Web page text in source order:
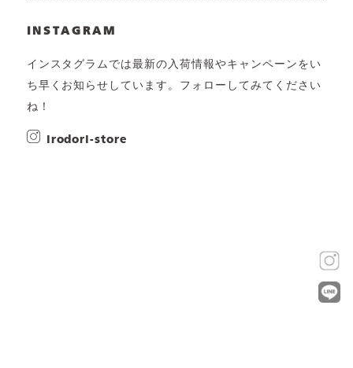
INSTAGRAM
インスタグラムでは最新の入荷情報やキャンペーンをい
ち早くお知らせしています。フォローしてみてください
ね！
irodori-store